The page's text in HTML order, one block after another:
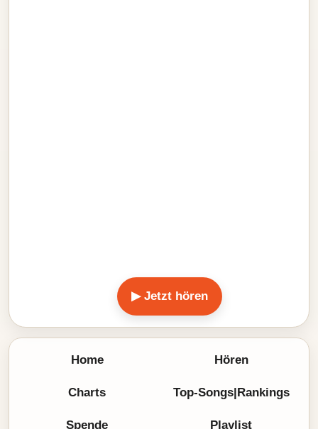
▶ Jetzt hören
Home Hören
Charts Top-Songs|Rankings
Spende Playlist